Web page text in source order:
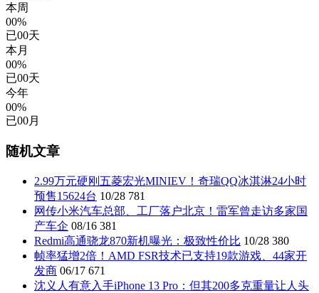
本周
00%
已00天
本月
00%
已00天
今年
00%
已00月
随机文章
2.99万元硬刚五菱宏光MINIEV！奇瑞QQ冰淇淋24小时
预售15624台 10/28 781
网传小米汽车总部、工厂落户北京！雷军曾走访多家国
产车企 08/16 381
Redmi高通骁龙870新机曝光：极致性价比 10/28 380
帧率猛增2倍！AMD FSR技术已支持19款游戏、44家开
发商 06/17 671
沈义人有意入手iPhone 13 Pro：但其200多克重量让人头